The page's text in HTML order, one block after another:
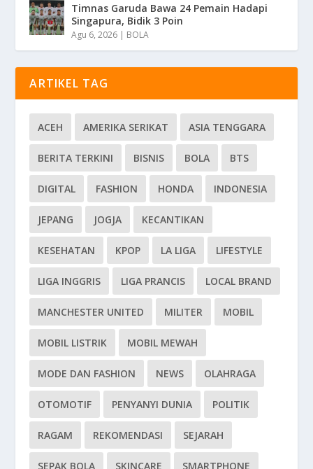
Timnas Garuda Bawa 24 Pemain Hadapi
Singapura, Bidik 3 Poin
Agu 6, 2026 | BOLA
ARTIKEL TAG
ACEH AMERIKA SERIKAT ASIA TENGGARA
BERITA TERKINI BISNIS BOLA BTS
DIGITAL FASHION HONDA INDONESIA
JEPANG JOGJA KECANTIKAN
KESEHATAN KPOP LA LIGA LIFESTYLE
LIGA INGGRIS LIGA PRANCIS LOCAL BRAND
MANCHESTER UNITED MILITER MOBIL
MOBIL LISTRIK MOBIL MEWAH
MODE DAN FASHION NEWS OLAHRAGA
OTOMOTIF PENYANYI DUNIA POLITIK
RAGAM REKOMENDASI SEJARAH
SEPAK BOLA SKINCARE SMARTPHONE